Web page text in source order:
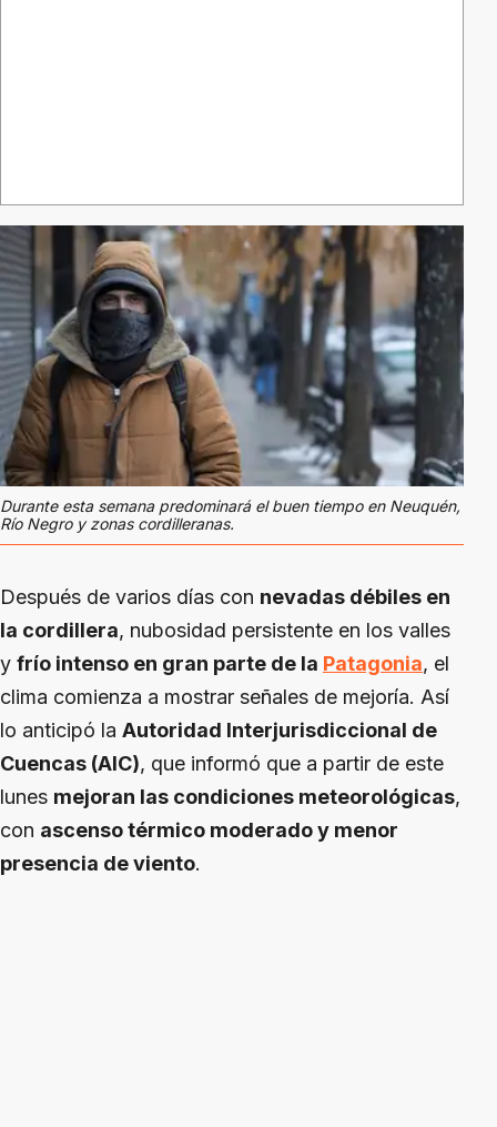
Durante esta semana predominará el buen tiempo en Neuquén,
Río Negro y zonas cordilleranas.
Después de varios días con nevadas débiles en
la cordillera, nubosidad persistente en los valles
y frío intenso en gran parte de la Patagonia, el
clima comienza a mostrar señales de mejoría. Así
lo anticipó la Autoridad Interjurisdiccional de
Cuencas (AIC), que informó que a partir de este
lunes mejoran las condiciones meteorológicas,
con ascenso térmico moderado y menor
presencia de viento.